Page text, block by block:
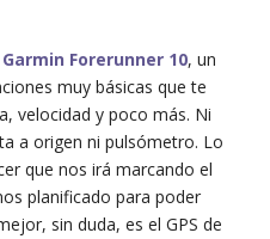
Garmin Forerunner 10, un
muy básicas que te
velocidad y poco más. Ni
a origen ni pulsómetro. Lo
que nos irá marcando el
planificado para poder
sin duda, es el GPS de